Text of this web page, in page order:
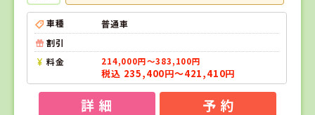
車種
普通車
割引
料金
214,000円～383,100円
税込 235,400円～421,410円
詳 細 予 約